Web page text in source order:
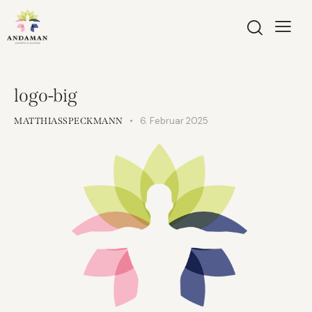
logo-big
MATTHIASSPECKMANN 6. Februar 2025